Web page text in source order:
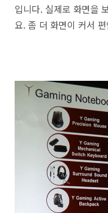
입니다. 실제로 화면을
요. 좀 더 화면이 커서